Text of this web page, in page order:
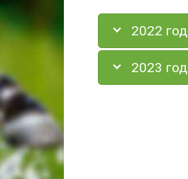
2022 год
2023 год